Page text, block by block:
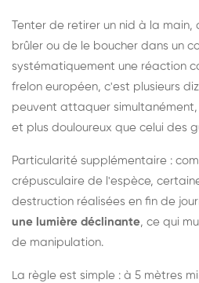
Tenter de retirer un nid à la
brûler ou de le boucher dans un
systématiquement une réaction
frelon européen, c'est plusieurs
peuvent attaquer
et plus douloureux que celui des
Particularité supplémentaire :
crépusculaire de l'espèce,
destruction réalisées en fin de
une lumière déclinante, ce qui
de manipulation.
La règle est simple : à 5 mètres